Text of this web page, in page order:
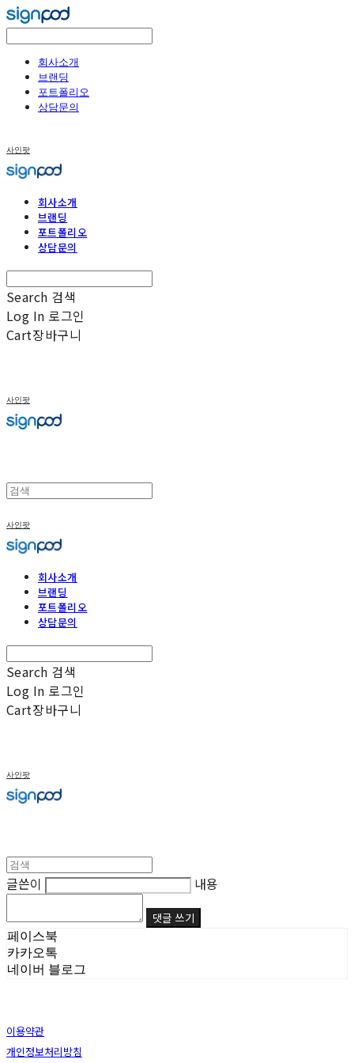
회사소개
브랜딩
포트폴리오
상담문의
사인팟
회사소개
브랜딩
포트폴리오
상담문의
Search 검색
Log In 로그인
Cart장바구니
사인팟
사인팟
회사소개
브랜딩
포트폴리오
상담문의
Search 검색
Log In 로그인
Cart장바구니
사인팟
글쓴이 내용
댓글 쓰기
페이스북
카카오톡
네이버 블로그
이용약관
개인정보처리방침